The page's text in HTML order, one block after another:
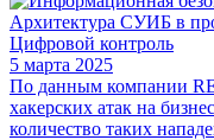
Архитектура СУИБ в
Цифровой контроль
5 марта 2025
По данным компании
хакерских атак на
количество таких